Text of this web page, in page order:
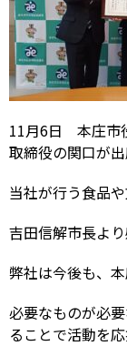
11月6日 本庄市
取締役の関口が出
当社が行う食品
吉田信解市長よ
弊社は今後も、
必要なものが必
ることで活動を応